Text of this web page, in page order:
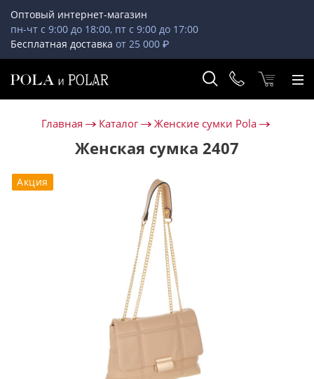
Оптовый интернет-магазин
пн-чт с 9:00 до 18:00, пт с 9:00 до 17:00
Бесплатная доставка от 25 000 ₽
Главная Каталог Женские сумки Pola
Женская сумка 2407
Акция